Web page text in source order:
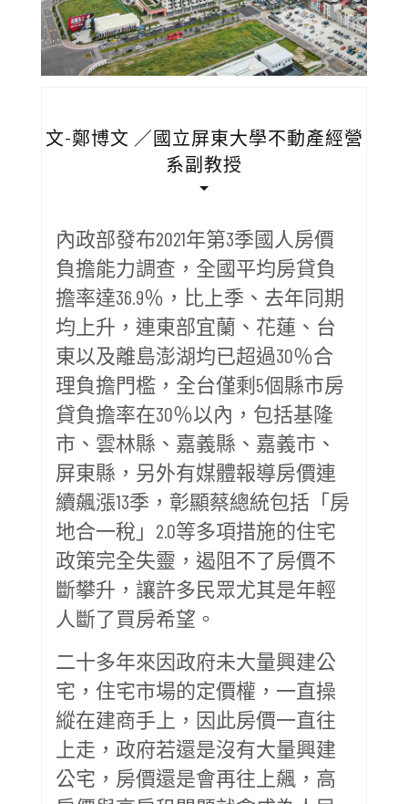
文-鄭博文 ／國立屏東大學不動產經營
系副教授
內政部發布2021年第3季國人房價
負擔能力調查，全國平均房貸負
擔率達36.9％，比上季、去年同期
均上升，連東部宜蘭、花蓮、台
東以及離島澎湖均已超過30％合
理負擔門檻，全台僅剩5個縣市房
貸負擔率在30％以內，包括基隆
市、雲林縣、嘉義縣、嘉義市、
屏東縣，另外有媒體報導房價連
續飆漲13季，彰顯蔡總統包括「房
地合一稅」2.0等多項措施的住宅
政策完全失靈，遏阻不了房價不
斷攀升，讓許多民眾尤其是年輕
人斷了買房希望。
二十多年來因政府未大量興建公
宅，住宅市場的定價權，一直操
縱在建商手上，因此房價一直往
上走，政府若還是沒有大量興建
公宅，房價還是會再往上飆，高